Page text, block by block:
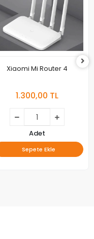
Xiaomi Mi Router 4
1.300,00 TL
Adet
Sepete Ekle